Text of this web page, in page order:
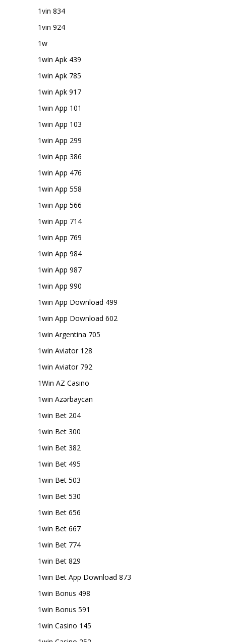
1vin 834
1vin 924
1w
1win Apk 439
1win Apk 785
1win Apk 917
1win App 101
1win App 103
1win App 299
1win App 386
1win App 476
1win App 558
1win App 566
1win App 714
1win App 769
1win App 984
1win App 987
1win App 990
1win App Download 499
1win App Download 602
1win Argentina 705
1win Aviator 128
1win Aviator 792
1Win AZ Casino
1win Azərbaycan
1win Bet 204
1win Bet 300
1win Bet 382
1win Bet 495
1win Bet 503
1win Bet 530
1win Bet 656
1win Bet 667
1win Bet 774
1win Bet 829
1win Bet App Download 873
1win Bonus 498
1win Bonus 591
1win Casino 145